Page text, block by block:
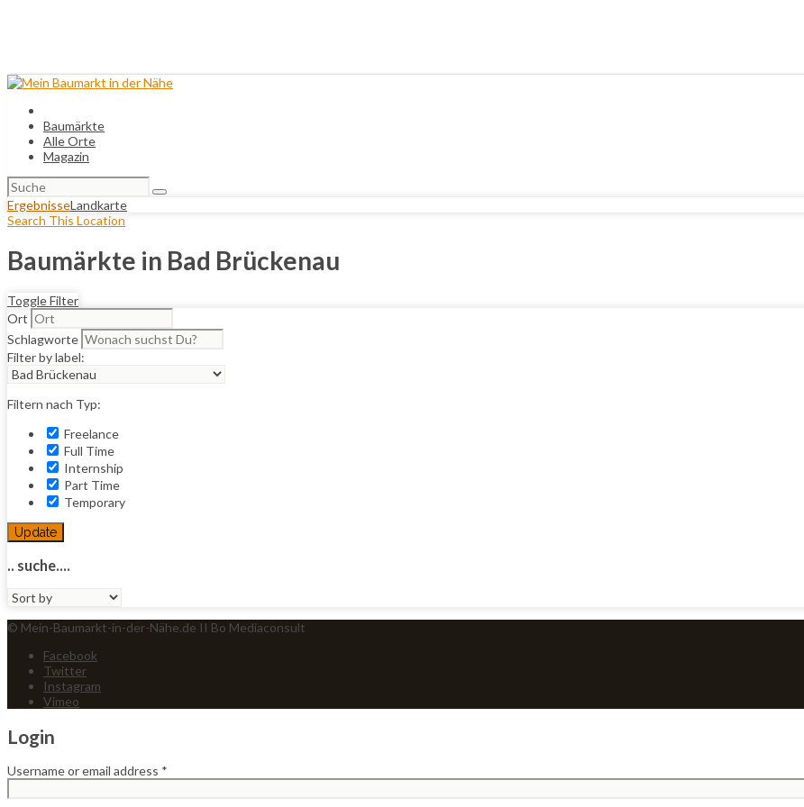
Baumärkte
Alle Orte
Magazin
Suchen
nach:
ErgebnisseLandkarte
Search This Location
Baumärkte in Bad Brückenau
Toggle Filter
Ort
Schlagworte
Filter by label:
Filtern nach Typ:
Freelance
Full Time
Internship
Part Time
Temporary
Update
.. suche....
Sort
© Mein-Baumarkt-in-der-Nähe.de II Bo Mediaconsult
Facebook
Twitter
Instagram
Vimeo
Login
Username or email address *